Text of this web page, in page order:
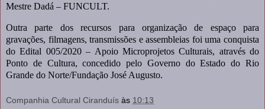
Mestre Dadá – FUNCULT.
Outra parte dos recursos para organização de espaço para
gravações, filmagens, transmissões e assembleias foi uma conquista
do Edital 005/2020 – Apoio Microprojetos Culturais, através do
Ponto de Cultura, concedido pelo Governo do Estado do Rio
Grande do Norte/Fundação José Augusto.
Companhia Cultural Ciranduís às 10:13